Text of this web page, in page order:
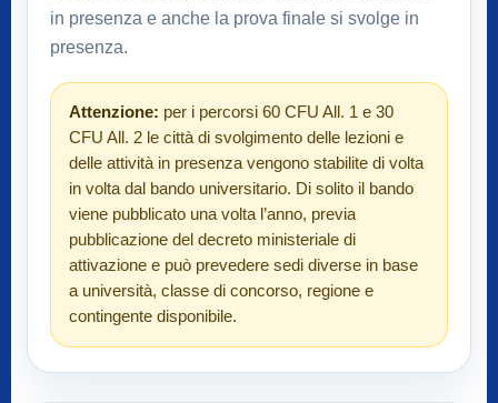
in presenza e anche la prova finale si svolge in
presenza.
Attenzione: per i percorsi 60 CFU All. 1 e 30
CFU All. 2 le città di svolgimento delle lezioni e
delle attività in presenza vengono stabilite di volta
in volta dal bando universitario. Di solito il bando
viene pubblicato una volta l’anno, previa
pubblicazione del decreto ministeriale di
attivazione e può prevedere sedi diverse in base
a università, classe di concorso, regione e
contingente disponibile.